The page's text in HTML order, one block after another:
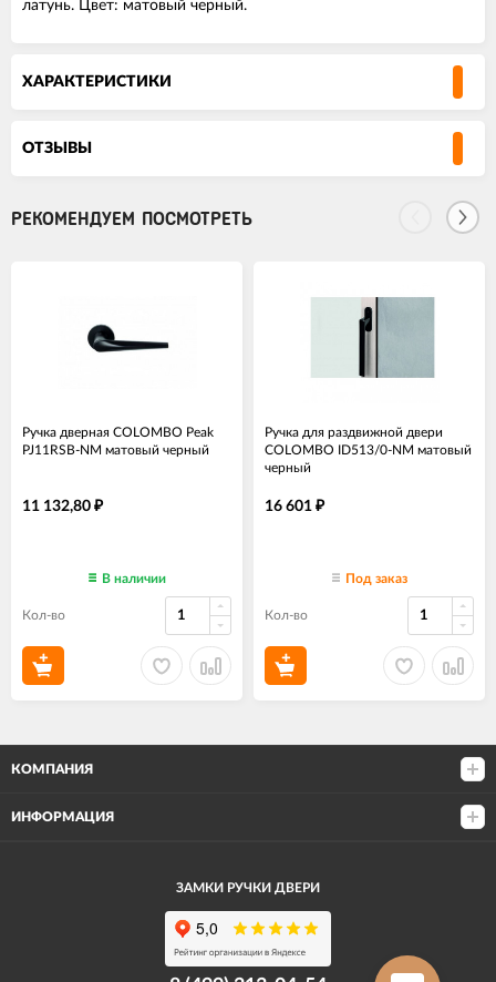
латунь. Цвет: матовый черный.
ХАРАКТЕРИСТИКИ
ОТЗЫВЫ
РЕКОМЕНДУЕМ ПОСМОТРЕТЬ
Ручка дверная COLOMBO Peak
PJ11RSB-NM матовый черный
11 132,80 ₽
В наличии
Кол-во
Ручка для раздвижной двери
COLOMBO ID513/0-NM матовый
черный
16 601 ₽
Под заказ
Кол-во
КОМПАНИЯ
ИНФОРМАЦИЯ
ЗАМКИ РУЧКИ ДВЕРИ